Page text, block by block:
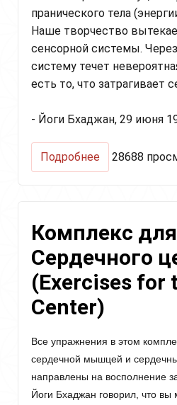
пранического тела
Наше творчество
сенсорной системы.
систему течет
есть то, что затрагивает
- Йоги Бхаджан, 29 июня
Подробнее
Комплекс
чувствовать
счастье
наслаждение
(Women's
Happiness)
28688
Комплекс для
Сердечного
(Exercises for
Center)
Все упражнения в этом
сердечной мышцей и
направлены на восполнение
Йоги Бхаджан говорил, что вы